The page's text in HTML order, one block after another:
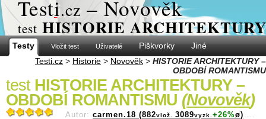
Testi.cz – Novověk
test HISTORIE
Testy Vložit test Uživatelé Piškvorky
Jiné
Testi.cz > Historie > Novověk > HISTORIE ARCHITEKTURY –
OBDOBÍ ROMANTISMU
test HISTORIE ARCHITEKTURY –
OBDOBÍ ROMANTISMU (Novověk)
Autor: carmen.18 (882vlož. 3089vyzk. +26%ø) ...